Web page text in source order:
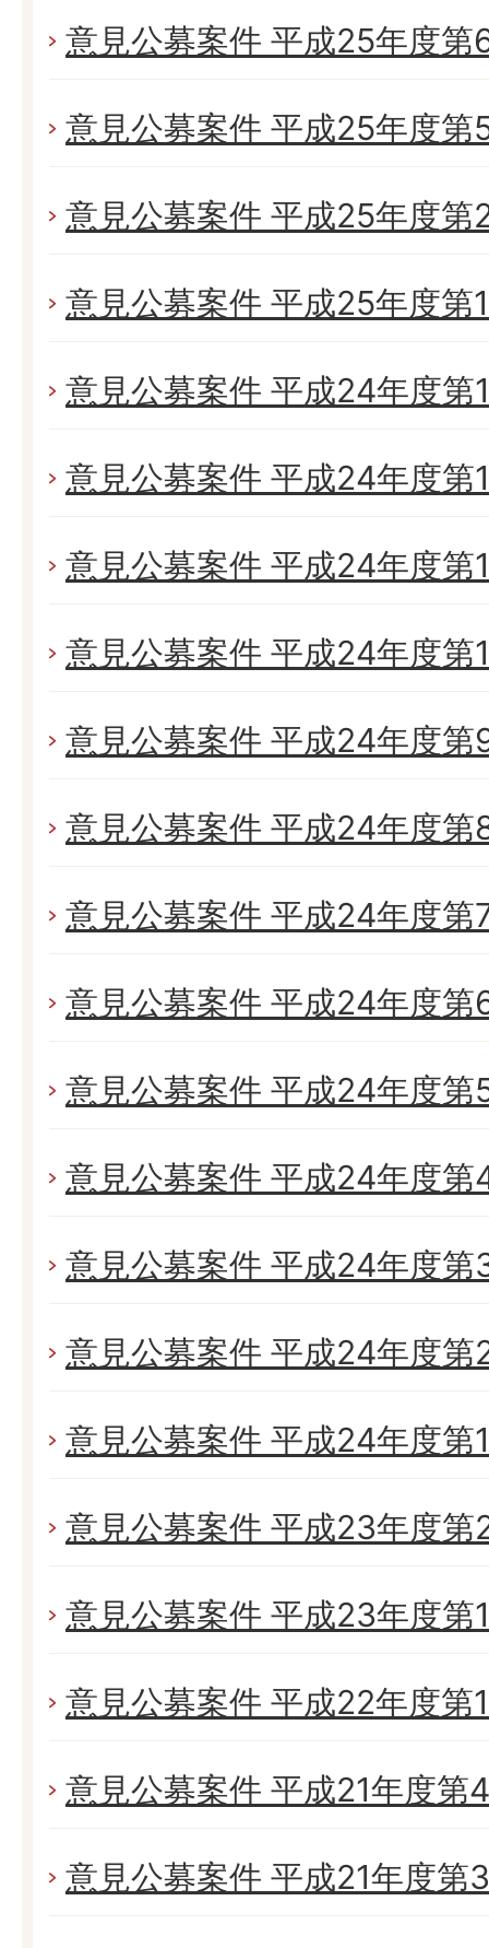
意見公募案件 平成25年度第
意見公募案件 平成25年度第
意見公募案件 平成25年度第
意見公募案件 平成25年度第
意見公募案件 平成24年度第
意見公募案件 平成24年度第
意見公募案件 平成24年度第
意見公募案件 平成24年度第
意見公募案件 平成24年度第
意見公募案件 平成24年度第
意見公募案件 平成24年度第
意見公募案件 平成24年度第
意見公募案件 平成24年度第
意見公募案件 平成24年度第
意見公募案件 平成24年度第
意見公募案件 平成24年度第
意見公募案件 平成24年度第
意見公募案件 平成23年度第
意見公募案件 平成23年度第
意見公募案件 平成22年度第
意見公募案件 平成21年度第
意見公募案件 平成21年度第